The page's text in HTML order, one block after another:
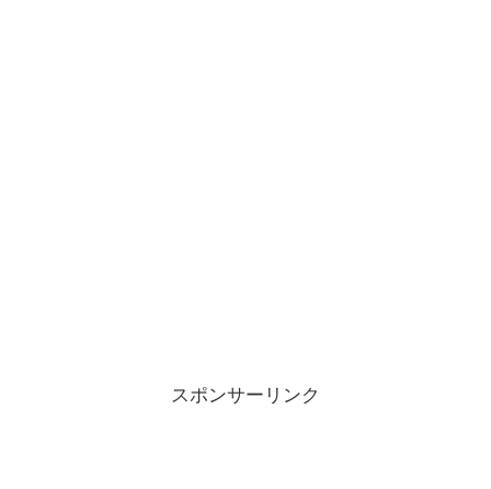
スポンサーリンク